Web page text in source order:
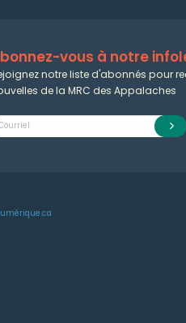
vous à notre
notre liste d'abonnés pour
de la MRC des Appalaches